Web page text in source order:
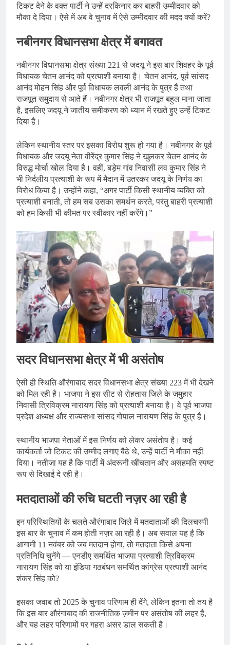
टिकट देने के वक्त पार्टी ने उन्हें दरकिनार कर बाहरी उम्मीदवार को
मौका दे दिया। ऐसे में अब वे चुनाव में ऐसे उम्मीदवार की मदद क्यों करें?
नबीनगर विधानसभा क्षेत्र में बगावत
नबीनगर विधानसभा क्षेत्र संख्या 221 से जदयू ने इस बार शिवहर के पूर्व
विधायक चेतन आनंद को प्रत्याशी बनाया है। चेतन आनंद, पूर्व सांसद
आनंद मोहन सिंह और पूर्व विधायक लवली आनंद के पुत्र हैं तथा
राजपूत समुदाय से आते हैं। नबीनगर क्षेत्र भी राजपूत बहुल माना जाता
है, इसलिए जदयू ने जातीय समीकरण को ध्यान में रखते हुए उन्हें टिकट
दिया है।
लेकिन स्थानीय स्तर पर इसका विरोध शुरू हो गया है। नबीनगर के पूर्व
विधायक और जदयू नेता वीरेंद्र कुमार सिंह ने खुलकर चेतन आनंद के
विरुद्ध मोर्चा खोल दिया है। वहीं, बड़ेम गांव निवासी लव कुमार सिंह ने
भी निर्दलीय प्रत्याशी के रूप में मैदान में उतरकर जदयू के निर्णय का
विरोध किया है। उन्होंने कहा, “अगर पार्टी किसी स्थानीय व्यक्ति को
प्रत्याशी बनाती, तो हम सब उसका समर्थन करते, परंतु बाहरी प्रत्याशी
को हम किसी भी कीमत पर स्वीकार नहीं करेंगे।”
सदर विधानसभा क्षेत्र में भी असंतोष
ऐसी ही स्थिति औरंगाबाद सदर विधानसभा क्षेत्र संख्या 223 में भी देखने
को मिल रही है। भाजपा ने इस सीट से रोहतास जिले के जमुहार
निवासी त्रिविक्रम नारायण सिंह को प्रत्याशी बनाया है। वे पूर्व भाजपा
प्रदेश अध्यक्ष और राज्यसभा सांसद गोपाल नारायण सिंह के पुत्र हैं।
स्थानीय भाजपा नेताओं में इस निर्णय को लेकर असंतोष है। कई
कार्यकर्ता जो टिकट की उम्मीद लगाए बैठे थे, उन्हें पार्टी ने मौका नहीं
दिया। नतीजा यह है कि पार्टी में अंदरूनी खींचतान और असहमति स्पष्ट
रूप से दिखाई दे रही है।
मतदाताओं की रुचि घटती नज़र आ रही है
इन परिस्थितियों के चलते औरंगाबाद जिले में मतदाताओं की दिलचस्पी
इस बार के चुनाव में कम होती नज़र आ रही है। अब सवाल यह है कि
आगामी 11 नवंबर को जब मतदान होगा, तो मतदाता किसे अपना
प्रतिनिधि चुनेंगे — एनडीए समर्थित भाजपा प्रत्याशी त्रिविक्रम
नारायण सिंह को या इंडिया गठबंधन समर्थित कांग्रेस प्रत्याशी आनंद
शंकर सिंह को?
इसका जवाब तो 2025 के चुनाव परिणाम ही देंगे, लेकिन इतना तो तय है
कि इस बार औरंगाबाद की राजनीतिक ज़मीन पर असंतोष की लहर है,
और यह लहर परिणामों पर गहरा असर डाल सकती है।